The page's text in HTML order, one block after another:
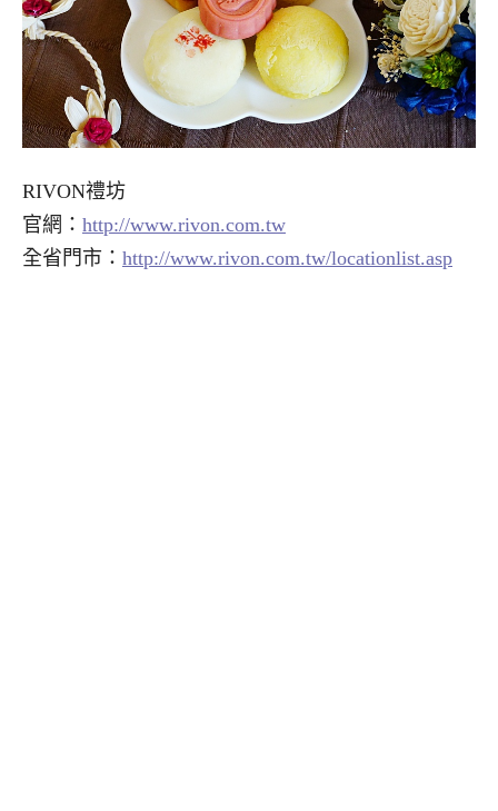
RIVON禮坊
官網： http://www.rivon.com.tw
全省門市： http://www.rivon.com.tw/locationlist.asp